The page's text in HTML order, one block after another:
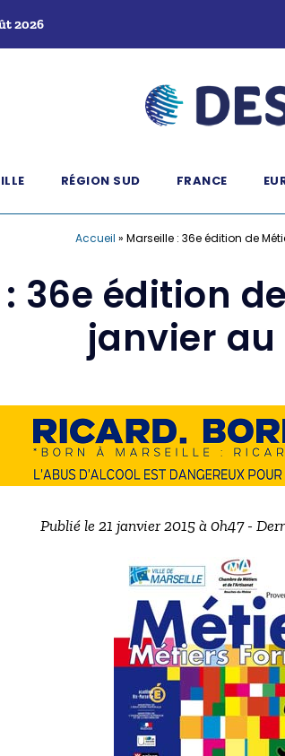
2026
RÉGION SUD FRANCE
Accueil » Marseille : 36e édition de
36e édition
janvier au
Publié le 21 janvier 2015 à 0h47 -